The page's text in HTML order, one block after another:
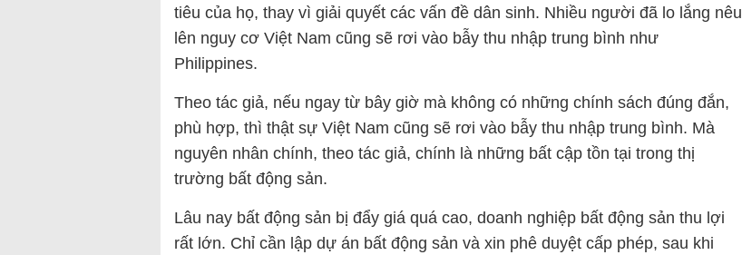
tiêu của họ, thay vì giải quyết các vấn đề dân sinh. Nhiều người đã lo lắng nêu
lên nguy cơ Việt Nam cũng sẽ rơi vào bẫy thu nhập trung bình như
Philippines.
Theo tác giả, nếu ngay từ bây giờ mà không có những chính sách đúng đắn,
phù hợp, thì thật sự Việt Nam cũng sẽ rơi vào bẫy thu nhập trung bình. Mà
nguyên nhân chính, theo tác giả, chính là những bất cập tồn tại trong thị
trường bất động sản.
Lâu nay bất động sản bị đẩy giá quá cao, doanh nghiệp bất động sản thu lợi
rất lớn. Chỉ cần lập dự án bất động sản và xin phê duyệt cấp phép, sau khi